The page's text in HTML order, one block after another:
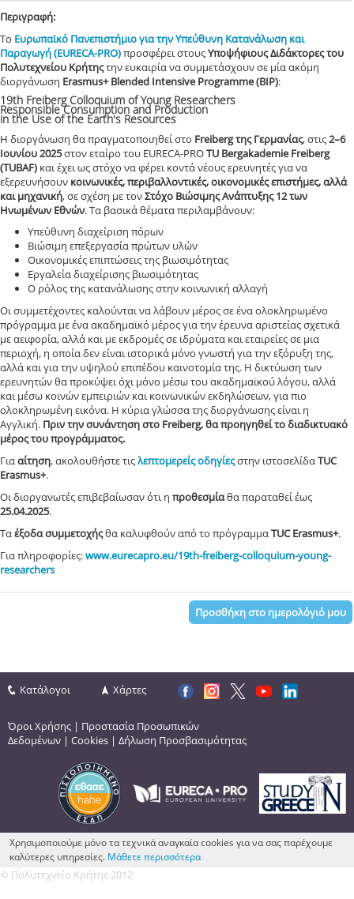
Περιγραφή:
Το Ευρωπαϊκό Πανεπιστήμιο για την Υπεύθυνη Κατανάλωση και
Παραγωγή (EURECA-PRO)προσφέρει στουςΥποψήφιους Διδάκτορες του
Πολυτεχνείου Κρήτηςτην ευκαιρία να συμμετάσχουν σε μία ακόμη
διοργάνωση Erasmus+ Blended Intensive Programme (BIP):
19th Freiberg Colloquium of Young Researchers
Responsible Consumption and Production
in the Use of the Earth's Resources
Η διοργάνωση θα πραγματοποιηθεί στο Freiberg της Γερμανίας, στις2–6
Ιουνίου 2025στον εταίρο του EURECA-PROTU Bergakademie Freiberg
(TUBAF) και έχει ως στόχο να φέρει κοντά νέους ερευνητές για να
εξερευνήσουν κοινωνικές, περιβαλλοντικές, οικονομικές επιστήμες, αλλά
και μηχανική, σε σχέση με τονΣτόχο Βιώσιμης Ανάπτυξης 12 των
Ηνωμένων Εθνών. Τα βασικά θέματα περιλαμβάνουν:
Υπεύθυνη διαχείριση πόρων
Βιώσιμη επεξεργασία πρώτων υλών
Οικονομικές επιπτώσεις της βιωσιμότητας
Εργαλεία διαχείρισης βιωσιμότητας
Ο ρόλος της κατανάλωσης στην κοινωνική αλλαγή
Οι συμμετέχοντες καλούνται να λάβουν μέρος σε ένα ολοκληρωμένο
πρόγραμμα με ένα ακαδημαϊκό μέρος για την έρευνα αριστείας σχετικά
με αειφορία, αλλά και με εκδρομές σε ιδρύματα και εταιρείες σε μια
περιοχή, η οποία δεν είναι ιστορικά μόνο γνωστή για την εξόρυξη της,
αλλά και για την υψηλού επιπέδου καινοτομία της. Η δικτύωση των
ερευνητών θα προκύψει όχι μόνο μέσω του ακαδημαϊκού λόγου, αλλά
και μέσω κοινών εμπειριών και κοινωνικών εκδηλώσεων, για πιο
ολοκληρωμένη εικόνα. Η κύρια γλώσσα της διοργάνωσης είναι η
Αγγλική. Πριν την συνάντηση στο Freiberg, θα προηγηθεί το διαδικτυακό
μέρος του προγράμματος.
Γιααίτηση, ακολουθήστε τιςλεπτομερείς οδηγίεςστην ιστοσελίδαTUC
Erasmus+.
Οι διοργανωτές επιβεβαίωσαν ότι η προθεσμίαθα παραταθεί έως
25.04.2025.
Ταέξοδα συμμετοχήςθα καλυφθούν από το πρόγραμμαTUC Erasmus+.
Για πληροφορίες:www.eurecapro.eu/19th-freiberg-colloquium-young-
researchers
Προσθήκη στο ημερολόγιό μου
Κατάλογοι Χάρτες
Όροι Χρήσης | Προστασία Προσωπικών
Δεδομένων | Cookies | Δήλωση Προσβασιμότητας
Χρησιμοποιούμε μόνο τα τεχνικά αναγκαία cookies για να σας παρέχουμε
καλύτερες υπηρεσίες. Μάθετε περισσότερα
© Πολυτεχνείο Κρήτης 2012